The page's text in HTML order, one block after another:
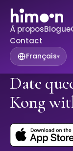
À proposBlogue
Contact
Français▾
Date
Kong